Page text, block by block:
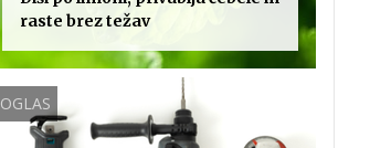
raste brez težav
OGLAS